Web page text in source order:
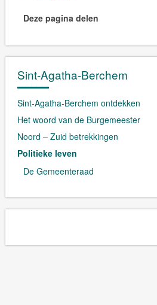
Deze pagina delen
Sint-Agatha-Berchem
Sint-Agatha-Berchem ontdekken
Het woord van de Burgemeester
Noord – Zuid betrekkingen
Politieke leven
De Gemeenteraad